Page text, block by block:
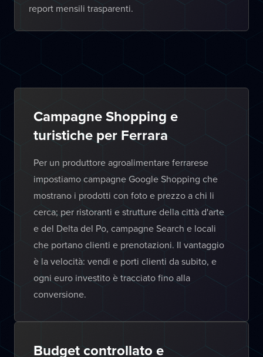
report mensili trasparenti.
Campagne Shopping e
turistiche per Ferrara
Per un produttore agroalimentare ferrarese
impostiamo campagne Google Shopping che
mostrano i prodotti con foto e prezzo a chi li
cerca; per ristoranti e strutture della città d'arte
e del Delta del Po, campagne Search e locali
che portano clienti e prenotazioni. Il vantaggio
è la velocità: vendi e porti clienti da subito, e
ogni euro investito è tracciato fino alla
conversione.
Budget controllato e